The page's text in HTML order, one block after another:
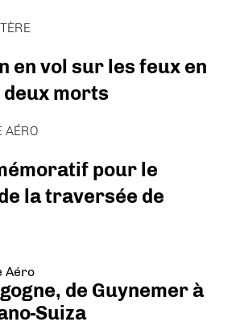
en vol sur les feux en
morts
AÉRO
pour le
la traversée de
Aéro
de Guynemer à
Suiza